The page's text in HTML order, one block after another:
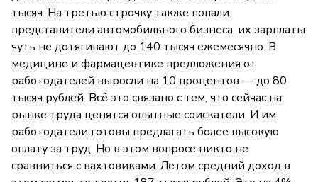
тысяч. На третью строчку также попали
представители автомобильного бизнеса, их зарплаты
чуть не дотягивают до 140 тысяч ежемесячно. В
медицине и фармацевтике предложения от
работодателей выросли на 10 процентов — до 80
тысяч рублей. Всё это связано с тем, что сейчас на
рынке труда ценятся опытные соискатели. И им
работодатели готовы предлагать более высокую
оплату за труд. Но в этом вопросе никто не
сравниться с вахтовиками. Летом средний доход в